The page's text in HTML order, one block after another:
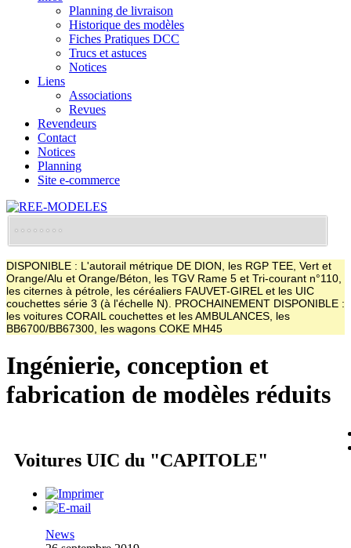
Planning de livraison
Historique des modèles
Fiches Pratiques DCC
Trucs et astuces
Notices
Liens
Associations
Revues
Revendeurs
Contact
Notices
Planning
Site e-commerce
DISPONIBLE : L'autorail métrique DE DION, les RGP TEE, Vert et
Orange/Alu et Orange/Béton, les TGV Rame 5 et Tri-courant n°110,
les citernes à pétrole, les céréaliers FAUVET-GIREL et les UIC
couchettes série 3 (à l'échelle N). PROCHAINEMENT DISPONIBLE :
les voitures CORAIL couchettes et les AMBULANCES, les
BB6700/BB67300, les wagons COKE MH45
Ingénierie, conception et
fabrication de modèles réduits
Voitures UIC du "CAPITOLE"
News